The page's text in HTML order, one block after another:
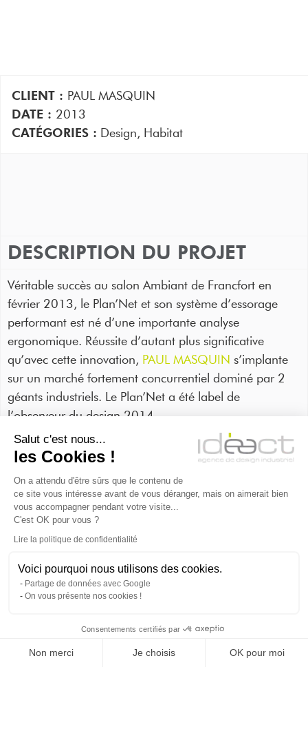
CLIENT : PAUL MASQUIN
DATE : 2013
CATÉGORIES : Design, Habitat
DESCRIPTION DU PROJET
Véritable succès au salon Ambiant de Francfort en
février 2013, le Plan’Net et son système d’essorage
performant est né d’une importante analyse
ergonomique. Réussite d’autant plus significative
qu’avec cette innovation, PAUL MASQUIN s’implante
sur un marché fortement concurrentiel dominé par 2
géants industriels. Le Plan’Net a été label de
l’observeur du design 2014.
QUELQUES IMAGES
Salut c'est nous...
les Cookies !
On a attendu d'être sûrs que le contenu de
ce site vous intéresse avant de vous déranger, mais on aimerait bien
vous accompagner pendant votre visite...
C'est OK pour vous ?
Lire la politique de confidentialité
Voici pourquoi nous utilisons des cookies.
Partage de données avec Google
On vous présente nos cookies !
Consentements certifiés par
Non merci Je choisis OK pour moi